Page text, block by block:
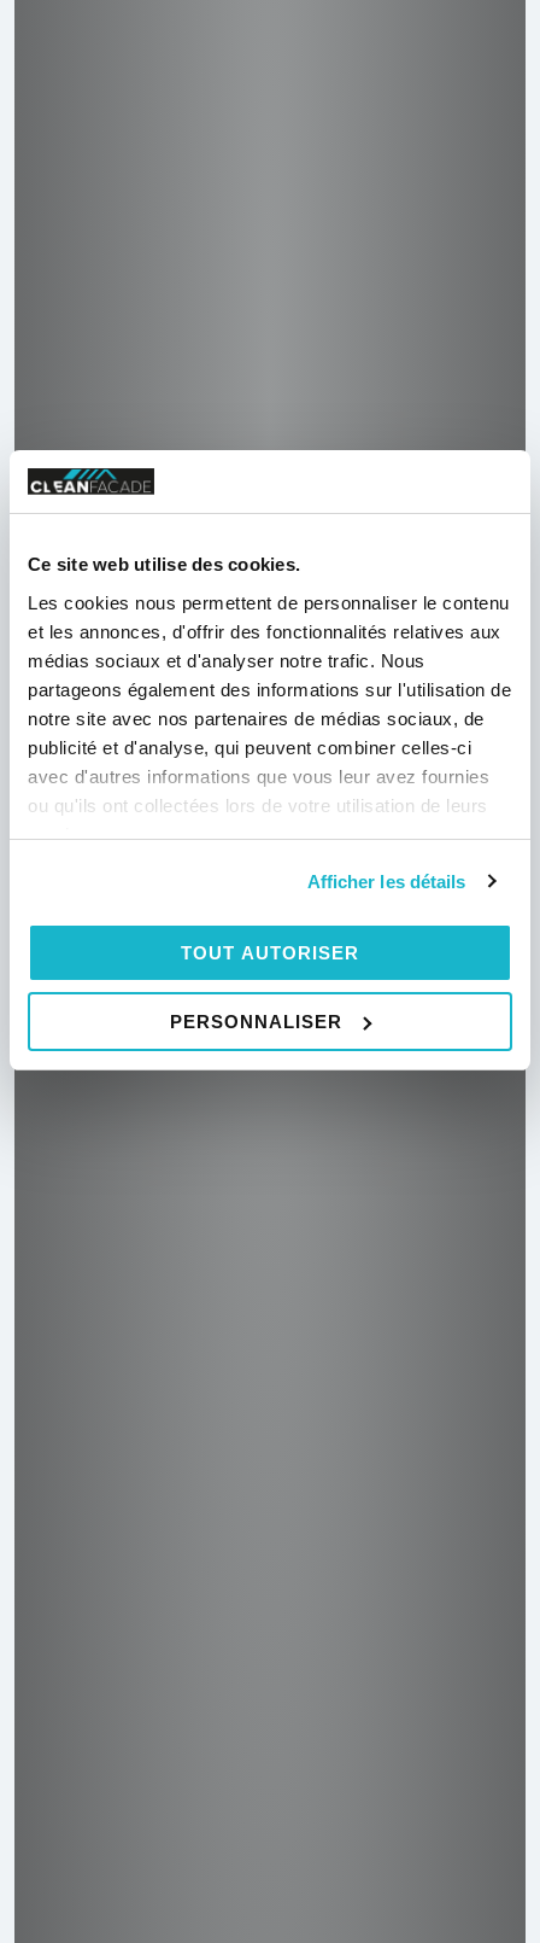
Ce site web utilise des cookies.
Les cookies nous permettent de personnaliser le contenu
et les annonces, d'offrir des fonctionnalités relatives aux
médias sociaux et d'analyser notre trafic. Nous
partageons également des informations sur l'utilisation de
notre site avec nos partenaires de médias sociaux, de
publicité et d'analyse, qui peuvent combiner celles-ci
avec d'autres informations que vous leur avez fournies
ou qu'ils ont collectées lors de votre utilisation de leurs
services.
Afficher les détails
TOUT AUTORISER
PERSONNALISER